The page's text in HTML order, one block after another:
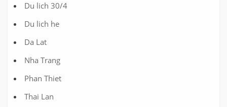
Du lich 30/4
Du lich he
Da Lat
Nha Trang
Phan Thiet
Thai Lan